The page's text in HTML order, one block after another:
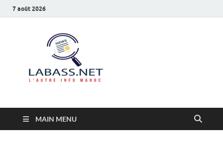
7 août 2026
MAIN MENU